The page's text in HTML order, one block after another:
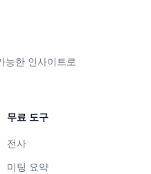
능한 인사이트로
무료 도구
전사
미팅 요약